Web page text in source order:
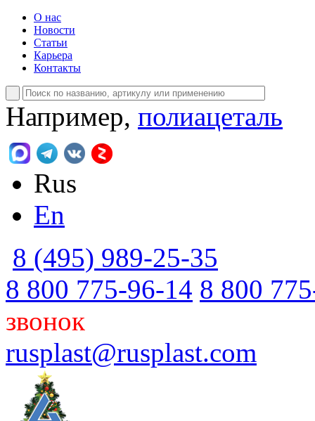
О нас
Новости
Статьи
Карьера
Контакты
Например, полиацеталь
Rus
En
8 (495) 989-25-35
8 800 775-96-14 8 800
звонок
rusplast@rusplast.com